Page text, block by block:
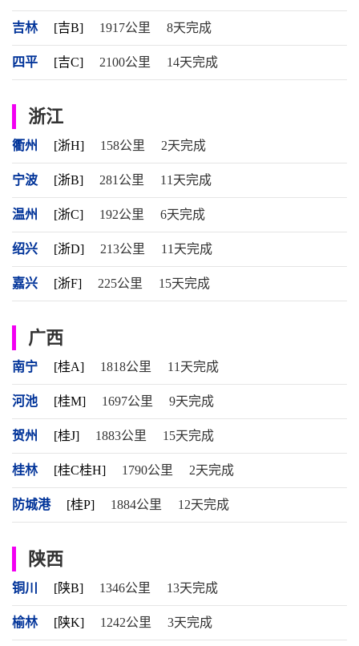
吉林 [吉B] 1917公里 8天完成
四平 [吉C] 2100公里 14天完成
浙江
衢州 [浙H] 158公里 2天完成
宁波 [浙B] 281公里 11天完成
温州 [浙C] 192公里 6天完成
绍兴 [浙D] 213公里 11天完成
嘉兴 [浙F] 225公里 15天完成
广西
南宁 [桂A] 1818公里 11天完成
河池 [桂M] 1697公里 9天完成
贺州 [桂J] 1883公里 15天完成
桂林 [桂C桂H] 1790公里 2天完成
防城港 [桂P] 1884公里 12天完成
陕西
铜川 [陕B] 1346公里 13天完成
榆林 [陕K] 1242公里 3天完成